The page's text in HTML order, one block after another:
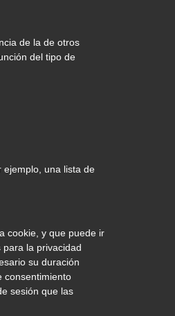
de la de otros
del tipo de
ejemplo, una lista de
cookie, y que puede ir
la privacidad
su duración
consentimiento
sesión que las